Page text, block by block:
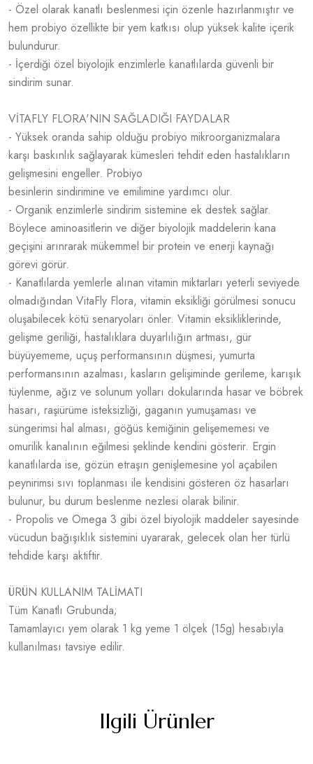
- Özel olarak kanatlı beslenmesi için özenle hazırlanmıştır ve
hem probiyo özellikte bir yem katkısı olup yüksek kalite içerik
bulundurur.
- İçerdiği özel biyolojik enzimlerle kanatlılarda güvenli bir
sindirim sunar.
VİTAFLY FLORA'NIN SAĞLADIĞI FAYDALAR
- Yüksek oranda sahip olduğu probiyo mikroorganizmalara
karşı baskınlık sağlayarak kümesleri tehdit eden hastalıkların
gelişmesini engeller. Probiyo
besinlerin sindirimine ve emilimine yardımcı olur.
- Organik enzimlerle sindirim sistemine ek destek sağlar.
Böylece aminoasitlerin ve diğer biyolojik maddelerin kana
geçişini arınrarak mükemmel bir protein ve enerji kaynağı
görevi görür.
- Kanatlılarda yemlerle alınan vitamin miktarları yeterli seviyede
olmadığından VitaFly Flora, vitamin eksikliği görülmesi sonucu
oluşabilecek kötü senaryoları önler. Vitamin eksikliklerinde,
gelişme geriliği, hastalıklara duyarlılığın artması, gür
büyüyememe, uçuş performansının düşmesi, yumurta
performansının azalması, kasların gelişiminde gerileme, karışık
tüylenme, ağız ve solunum yolları dokularında hasar ve böbrek
hasarı, raşiürüme isteksizliği, gaganın yumuşaması ve
süngerimsi hal alması, göğüs kemiğinin gelişememesi ve
omurilik kanalının eğilmesi şeklinde kendini gösterir. Ergin
kanatlılarda ise, gözün etraşın genişlemesine yol açabilen
peynirimsi sıvı toplanması ile kendisini gösteren öz hasarları
bulunur, bu durum beslenme nezlesi olarak bilinir.
- Propolis ve Omega 3 gibi özel biyolojik maddeler sayesinde
vücudun bağışıklık sistemini uyararak, gelecek olan her türlü
tehdide karşı aktiftir.
ÜRÜN KULLANIM TALİMATI
Tüm Kanatlı Grubunda;
Tamamlayıcı yem olarak 1 kg yeme 1 ölçek (15g) hesabıyla
kullanılması tavsiye edilir.
Ilgili Ürünler